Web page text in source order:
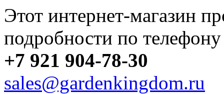
Этот интернет-магазин
подробности по телефону
+7 921 904-78-30
sales@gardenkingdom.ru